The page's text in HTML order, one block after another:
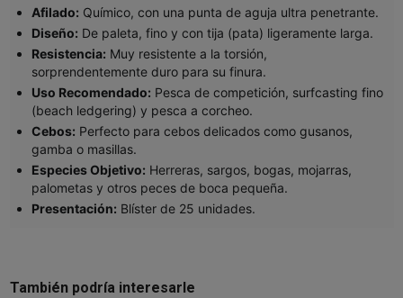
Afilado: Químico, con una punta de aguja ultra penetrante.
Diseño: De paleta, fino y con tija (pata) ligeramente larga.
Resistencia: Muy resistente a la torsión,
sorprendentemente duro para su finura.
Uso Recomendado: Pesca de competición, surfcasting fino
(beach ledgering) y pesca a corcheo.
Cebos: Perfecto para cebos delicados como gusanos,
gamba o masillas.
Especies Objetivo: Herreras, sargos, bogas, mojarras,
palometas y otros peces de boca pequeña.
Presentación: Blíster de 25 unidades.
También podría interesarle